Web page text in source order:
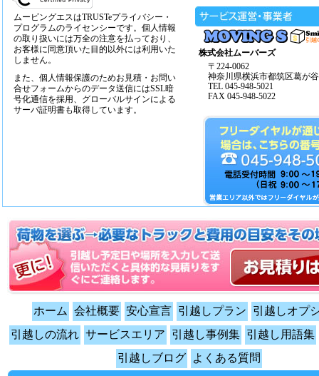
ムービングエスはTRUSTeプライバシー・
プログラムのライセンシーです。個人情報
の取り扱いには万全の注意を払っており、
お客様に同意頂いた目的以外には利用いた
しません。
また、個人情報保護のためお見積・お問い
合せフォームからのデータ送信にはSSL暗
号化通信を採用、グローバルサインによる
サーバ証明書も取得しています。
株式会社ムーバーズ
〒224-0062
神奈川県横浜市都筑区葛が
TEL 045-948-5021
FAX 045-948-5022
ホーム 会社概要 安心宣言 引越しプラン
引越しオプ
引越しの流れ サービスエリア 引越し事例集 引越し用語集
引越しブログ
よくある質問